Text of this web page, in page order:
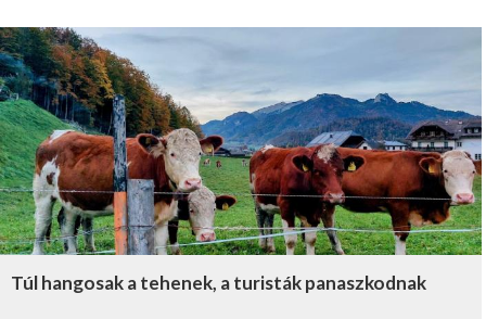
Túl hangosak a tehenek, a turisták panaszkodnak